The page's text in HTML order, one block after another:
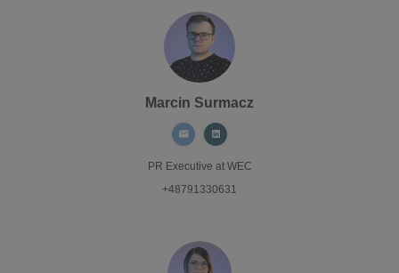
Marcin Surmacz
PR Executive at WEC
+48791330631